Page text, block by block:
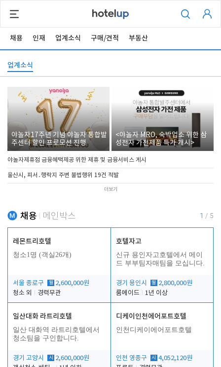
채용 인재 업계소식 구매/견적 부동산
업계소식
야놀자17주년 기념 야놀자 통합발
주센터 할인 프로모션 진행
<야놀자 MRO, 숙박업소 위한 삼
성전자 가전제품 특가 개시>
야놀자제휴점 금융혜택제공 위한 제휴 및 금융서비스 게시
울산시, 피서․행락지 주변 불법행위 19건 적발
더보기
채용 메인박스 1 / 5
레몬트리호텔
청소1명 (객실26개)
서울 종로구 월 2,600,000원
청소 외
경력무관
호텔자고
신규 용인자고호텔에서 메이
드 부부팀자매팀을 모십니다.
경기 용인시 월 2,800,000원
룸메이드
1년 이상
일산대화 라트리호텔
일산 대화역 라트리호텔에서
청소팀을 구인합니다.
경기 고양시 시
2,600,000원
디케이인천에어포트호텔
인천디케이에어포트호텔
인천 영종구 시
4,052,120원